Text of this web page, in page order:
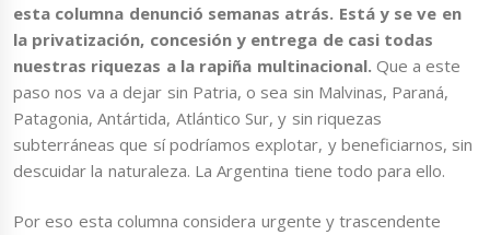
esta columna denunció semanas atrás. Está y se ve en
la privatización, concesión y entrega de casi todas
nuestras riquezas a la rapiña multinacional. Que a este
paso nos va a dejar sin Patria, o sea sin Malvinas, Paraná,
Patagonia, Antártida, Atlántico Sur, y sin riquezas
subterráneas que sí podríamos explotar, y beneficiarnos, sin
descuidar la naturaleza. La Argentina tiene todo para ello.
Por eso esta columna considera urgente y trascendente